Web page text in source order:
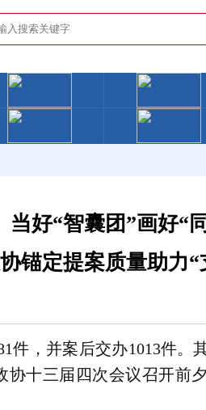
当好“智囊团”画好“
定提案质量助力“
件，并案后交办1013件
协十三届四次会议召开